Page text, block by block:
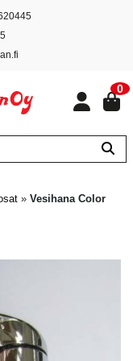
0
» Vesihana Color